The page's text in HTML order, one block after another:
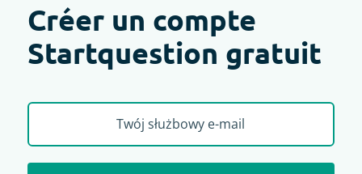
Créer un compte
Startquestion gratuit